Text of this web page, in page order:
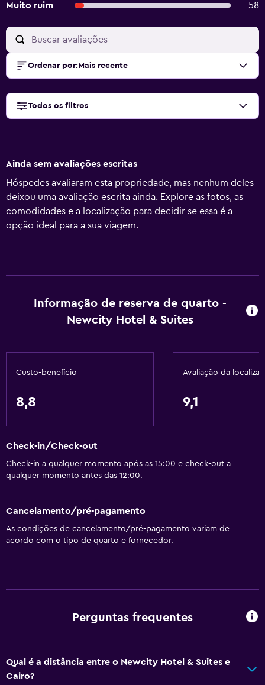
Muito ruim
58
Ordenar por: Mais recente
Todos os filtros
Ainda sem avaliações escritas
Hóspedes avaliaram esta propriedade, mas nenhum deles
deixou uma avaliação escrita ainda. Explore as fotos, as
comodidades e a localização para decidir se essa é a
opção ideal para a sua viagem.
Informação de reserva de quarto -
Newcity Hotel & Suites
Custo-benefício
8,8
Avaliação da
9,1
Check-in/Check-out
Check-in a qualquer momento após as 15:00 e check-out a
qualquer momento antes das 12:00.
Cancelamento/pré-pagamento
As condições de cancelamento/pré-pagamento variam de
acordo com o tipo de quarto e fornecedor.
Perguntas frequentes
Qual é a distância entre o Newcity Hotel & Suites e
Cairo?